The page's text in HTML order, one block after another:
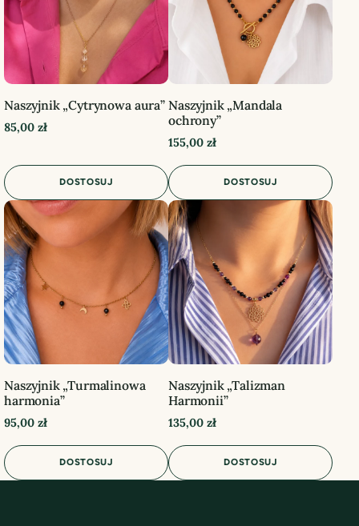
Naszyjnik „Cytrynowa aura”
85,00 zł
DOSTOSUJ
Naszyjnik „Mandala
ochrony”
155,00 zł
DOSTOSUJ
Naszyjnik „Turmalinowa
harmonia”
95,00 zł
DOSTOSUJ
Naszyjnik „Talizman
Harmonii”
135,00 zł
DOSTOSUJ